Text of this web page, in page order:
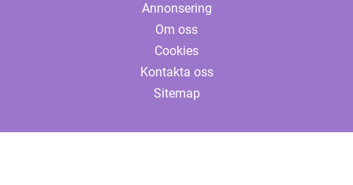
Annonsering
Om oss
Cookies
Kontakta oss
Sitemap